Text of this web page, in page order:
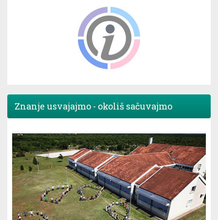
Znanje usvajajmo - okoliš sačuvajmo